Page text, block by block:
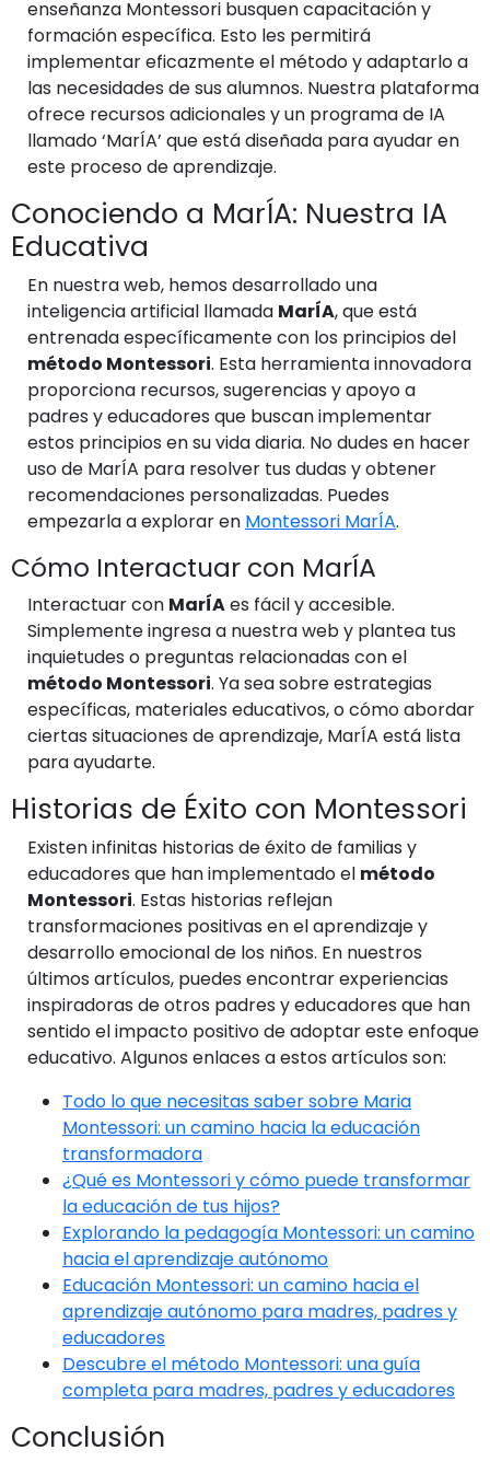
enseñanza Montessori busquen capacitación y
formación específica. Esto les permitirá
implementar eficazmente el método y adaptarlo a
las necesidades de sus alumnos. Nuestra plataforma
ofrece recursos adicionales y un programa de IA
llamado ‘MarÍA’ que está diseñada para ayudar en
este proceso de aprendizaje.
Conociendo a MarÍA: Nuestra IA
Educativa
En nuestra web, hemos desarrollado una
inteligencia artificial llamada MarÍA, que está
entrenada específicamente con los principios del
método Montessori. Esta herramienta innovadora
proporciona recursos, sugerencias y apoyo a
padres y educadores que buscan implementar
estos principios en su vida diaria. No dudes en hacer
uso de MarÍA para resolver tus dudas y obtener
recomendaciones personalizadas. Puedes
empezarla a explorar en Montessori MarÍA.
Cómo Interactuar con MarÍA
Interactuar con MarÍAes fácil y accesible.
Simplemente ingresa a nuestra web y plantea tus
inquietudes o preguntas relacionadas con el
método Montessori. Ya sea sobre estrategias
específicas, materiales educativos, o cómo abordar
ciertas situaciones de aprendizaje, MarÍA está lista
para ayudarte.
Historias de Éxito con Montessori
Existen infinitas historias de éxito de familias y
educadores que han implementado el método
Montessori. Estas historias reflejan
transformaciones positivas en el aprendizaje y
desarrollo emocional de los niños. En nuestros
últimos artículos, puedes encontrar experiencias
inspiradoras de otros padres y educadores que han
sentido el impacto positivo de adoptar este enfoque
educativo. Algunos enlaces a estos artículos son:
Todo lo que necesitas saber sobre Maria
Montessori: un camino hacia la educación
transformadora
¿Qué es Montessori y cómo puede transformar
la educación de tus hijos?
Explorando la pedagogía Montessori: un camino
hacia el aprendizaje autónomo
Educación Montessori: un camino hacia el
aprendizaje autónomo para madres, padres y
educadores
Descubre el método Montessori: una guía
completa para madres, padres y educadores
Conclusión